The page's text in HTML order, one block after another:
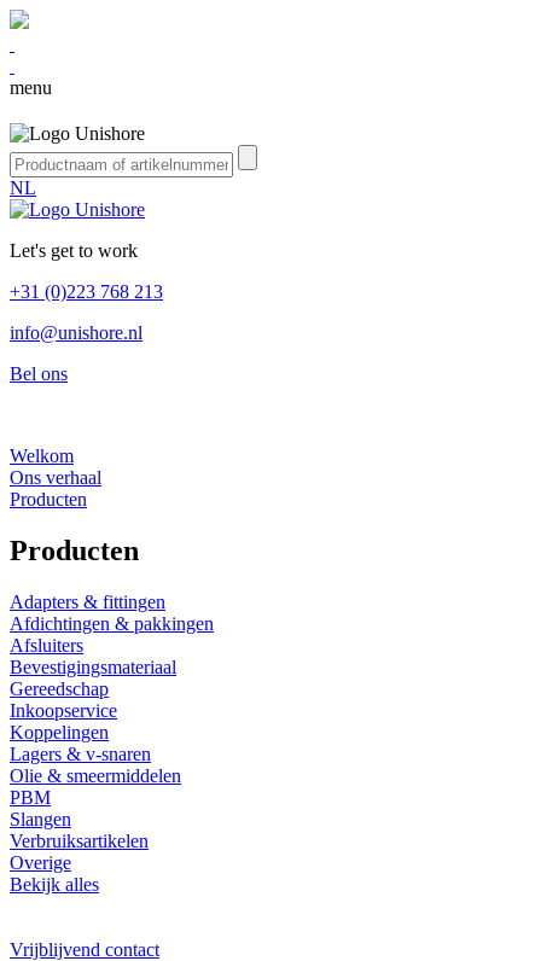
menu
NL
Let's get to work
+31 (0)223 768 213
info@unishore.nl
Bel ons
Welkom
Ons verhaal
Producten
Producten
Adapters & fittingen
Afdichtingen & pakkingen
Afsluiters
Bevestigingsmateriaal
Gereedschap
Inkoopservice
Koppelingen
Lagers & v-snaren
Olie & smeermiddelen
PBM
Slangen
Verbruiksartikelen
Overige
Bekijk alles
Vrijblijvend contact